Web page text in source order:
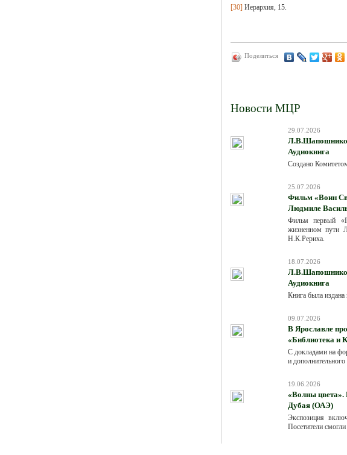
[30] Иерархия, 15.
Поделиться
Новости МЦР
29.07.2026
Аудиокнига
Создано
25.07.2026
Фильм «Воин
Людмиле
Фильм первый
жизненном пути
Н.К.Рериха.
18.07.2026
Аудиокнига
Книга была
09.07.2026
В Ярославле
«Библиотека и
С докладами на
и
19.06.2026
«Волны цвета».
Дубая (ОАЭ)
Экспозиция
Посетители